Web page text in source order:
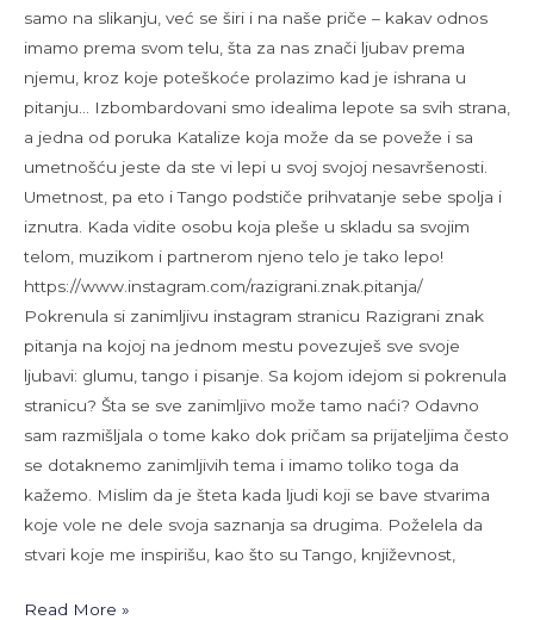
samo na slikanju, već se širi i na naše priče – kakav odnos
imamo prema svom telu, šta za nas znači ljubav prema
njemu, kroz koje poteškoće prolazimo kad je ishrana u
pitanju… Izbombardovani smo idealima lepote sa svih strana,
a jedna od poruka Katalize koja može da se poveže i sa
umetnošću jeste da ste vi lepi u svoj svojoj nesavršenosti.
Umetnost, pa eto i Tango podstiče prihvatanje sebe spolja i
iznutra. Kada vidite osobu koja pleše u skladu sa svojim
telom, muzikom i partnerom njeno telo je tako lepo!
https://www.instagram.com/razigrani.znak.pitanja/
Pokrenula si zanimljivu instagram stranicu Razigrani znak
pitanja na kojoj na jednom mestu povezuješ sve svoje
ljubavi: glumu, tango i pisanje. Sa kojom idejom si pokrenula
stranicu? Šta se sve zanimljivo može tamo naći? Odavno
sam razmišljala o tome kako dok pričam sa prijateljima često
se dotaknemo zanimljivih tema i imamo toliko toga da
kažemo. Mislim da je šteta kada ljudi koji se bave stvarima
koje vole ne dele svoja saznanja sa drugima. Poželela da
stvari koje me inspirišu, kao što su Tango, književnost,
Read More »